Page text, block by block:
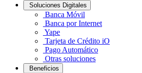
Soluciones Digitales
Banca Móvil
Banca por Internet
Yape
Tarjeta de Crédito iO
Pago Automático
Otras soluciones
Beneficios